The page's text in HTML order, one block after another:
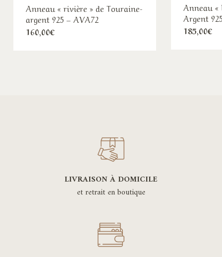
Anneau « rivière » de Touraine-
argent 925 – AVA72
160,00€
Anneau «
Argent
185,00€
LIVRAISON À DOMICILE
et retrait en boutique